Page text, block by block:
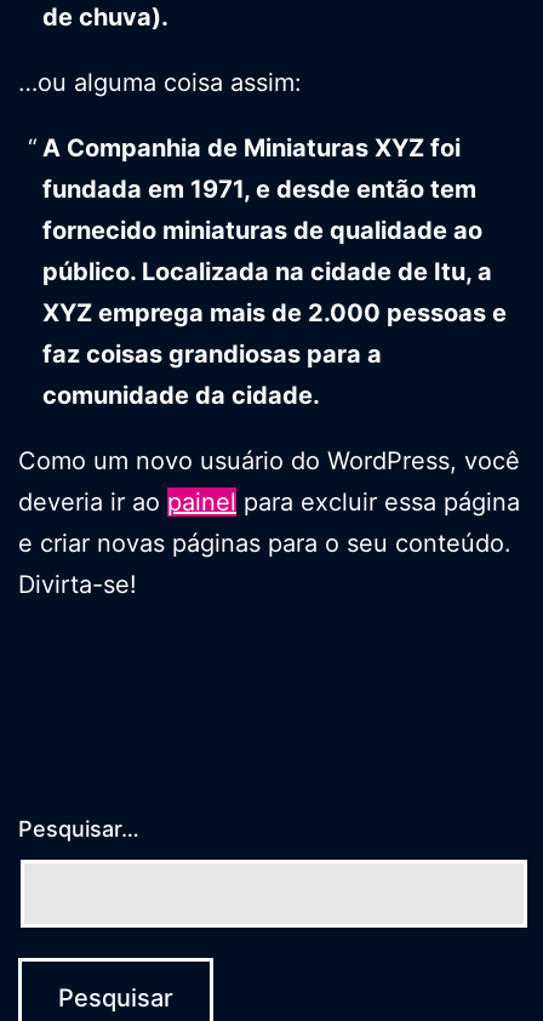
de chuva).
…ou alguma coisa assim:
A Companhia de Miniaturas XYZ foi
fundada em 1971, e desde então tem
fornecido miniaturas de qualidade ao
público. Localizada na cidade de Itu, a
XYZ emprega mais de 2.000 pessoas e
faz coisas grandiosas para a
comunidade da cidade.
Como um novo usuário do WordPress, você
deveria ir ao painel para excluir essa página
e criar novas páginas para o seu conteúdo.
Divirta-se!
Pesquisar…